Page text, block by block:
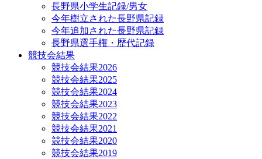
長野県小学生記録/男女
今年樹立された長野県記録
今年追加された長野県記録
長野県選手権・歴代記録
競技会結果
競技会結果2026
競技会結果2025
競技会結果2024
競技会結果2023
競技会結果2022
競技会結果2021
競技会結果2020
競技会結果2019